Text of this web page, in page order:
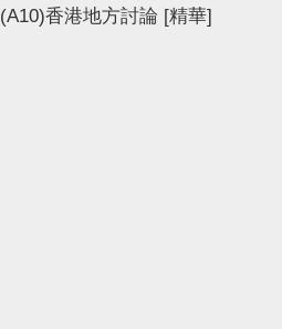
(A10)香港地方討論 [精華]